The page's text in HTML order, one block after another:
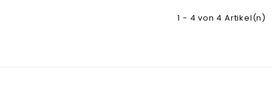
1 - 4 von 4 Artikel(n)